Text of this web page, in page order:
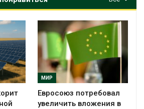
МИР
Евросоюз потребовал
увеличить вложения в